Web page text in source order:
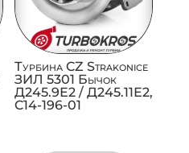
Турбина CZ Strakonice
ЗИЛ 5301 Бычок
Д245.9Е2 / Д245.11Е2,
C14-196-01